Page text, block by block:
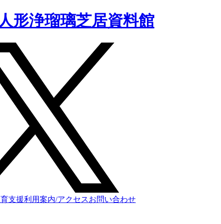
形浄瑠璃芝居資料館
支援利用案内/アクセスお問い合わせ